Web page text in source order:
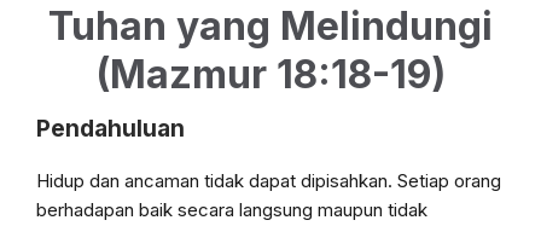
Tuhan yang Melindungi
(Mazmur 18:18-19)
Pendahuluan
Hidup dan ancaman tidak dapat dipisahkan. Setiap orang
berhadapan baik secara langsung maupun tidak